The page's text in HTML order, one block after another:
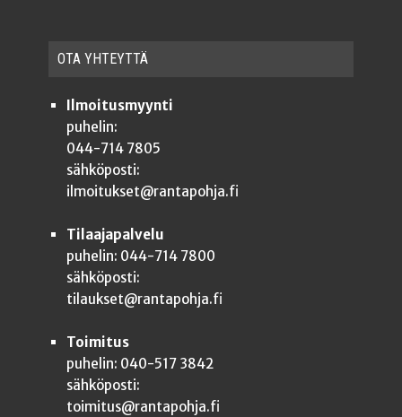
OTA YHTEYT­TÄ
Ilmoitusmyynti
puhelin:
044-714 7805
sähköposti:
ilmoitukset@rantapohja.fi
Tilaajapalvelu
puhelin: 044-714 7800
sähköposti:
tilaukset@rantapohja.fi
Toimitus
puhelin: 040-517 3842
sähköposti:
toimitus@rantapohja.fi